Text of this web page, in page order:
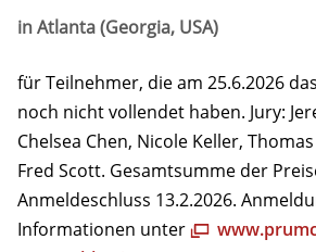
in Atlanta (Georgia, USA)
für Teilnehmer, die am 25.6.2026
noch nicht vollendet haben. Jury:
Chelsea Chen, Nicole Keller,
Fred Scott. Gesamtsumme der
Anmeldeschluss 13.2.2026.
Informationen unter